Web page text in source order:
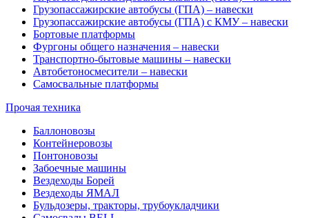
Грузопассажирские автобусы (ГПА) – навески
Грузопассажирские автобусы (ГПА) с КМУ – навески
Бортовые платформы
Фургоны общего назначения – навески
Транспортно-бытовые машины – навески
Автобетоносмесители – навески
Самосвальные платформы
Прочая техника
Баллоновозы
Контейнеровозы
Понтоновозы
Забоечные машины
Вездеходы Борей
Вездеходы ЯМАЛ
Бульдозеры, тракторы, трубоукладчики